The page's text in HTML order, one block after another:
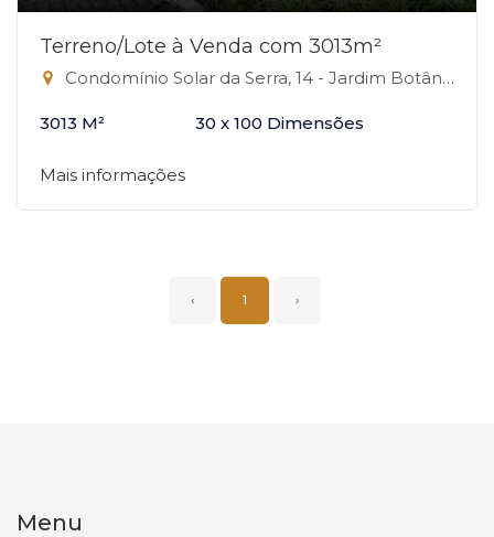
Terreno/Lote à Venda com 3013m²
Condomínio Solar da Serra, 14 - Jardim Botânico, Brasília-DF
3013 M² 30 x 100 Dimensões
Mais informações
‹ 1 ›
Menu